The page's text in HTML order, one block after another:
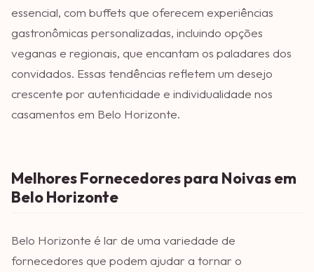
essencial, com buffets que oferecem experiências
gastronômicas personalizadas, incluindo opções
veganas e regionais, que encantam os paladares dos
convidados. Essas tendências refletem um desejo
crescente por autenticidade e individualidade nos
casamentos em Belo Horizonte.
Melhores Fornecedores para Noivas em
Belo Horizonte
Belo Horizonte é lar de uma variedade de
fornecedores que podem ajudar a tornar o